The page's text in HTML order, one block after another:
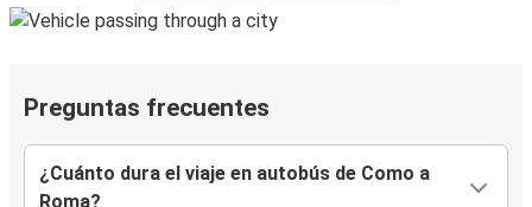
Preguntas frecuentes
¿Cuánto dura el viaje en autobús de Como a
Roma?